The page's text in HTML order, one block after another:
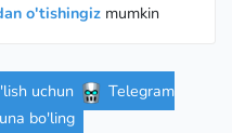
o'tishingiz mumkin
uchun
Telegram
bo'ling